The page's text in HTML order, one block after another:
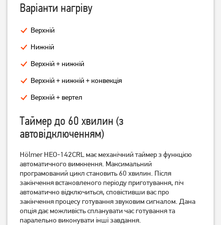
50G
Електрична піч Ardesto
MEO-N40CB
Електрична піч Ardesto
MEO-N48CW
Варіанти нагріву
Верхній
Нижній
Верхній + нижній
Верхній + нижній + конвекція
Верхній + вертел
Таймер до 60 хвилин (з
автовідключенням)
Hölmer HEO-142CRL має механічний таймер з функцією
автоматичного вимкнення. Максимальний
програмований цикл становить 60 хвилин. Після
закінчення встановленого періоду приготування, піч
автоматично відключиться, сповістивши вас про
закінчення процесу готування звуковим сигналом. Дана
опція дає можливість спланувати час готування та
паралельно виконувати інші завдання.